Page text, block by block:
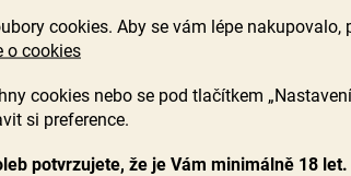
cookies. Aby se vám lépe nakupovalo,
o cookies
cookies nebo se pod tlačítkem
si preference.
potvrzujete, že je Vám minimálně 18